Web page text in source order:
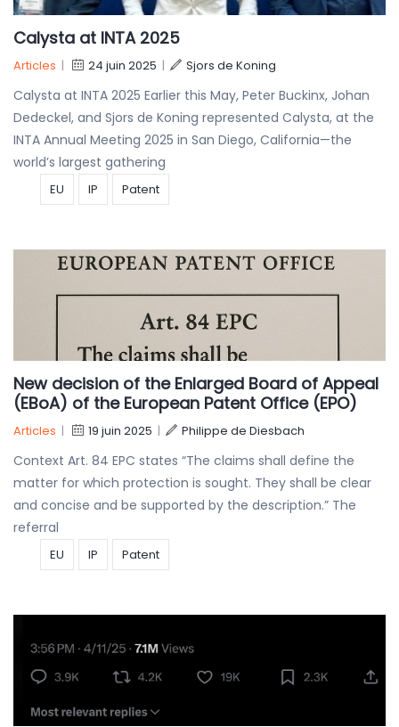
Calysta at INTA 2025
Articles | 24 juin 2025 | Sjors de Koning
Calysta at INTA 2025 Earlier this May, Peter Buckinx, Johan
Dedeckel, and Sjors de Koning represented Calysta, at the
INTA Annual Meeting 2025 in San Diego, California—the
world’s largest gathering
EU IP Patent
New decision of the Enlarged Board of Appeal
(EBoA) of the European Patent Office (EPO)
Articles | 19 juin 2025 | Philippe de Diesbach
Context Art. 84 EPC states “The claims shall define the
matter for which protection is sought. They shall be clear
and concise and be supported by the description.” The
referral
EU IP Patent